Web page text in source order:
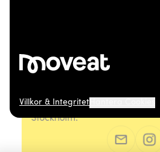
Villkor & Integritet
© 2026 Moveat.
Stockholm.